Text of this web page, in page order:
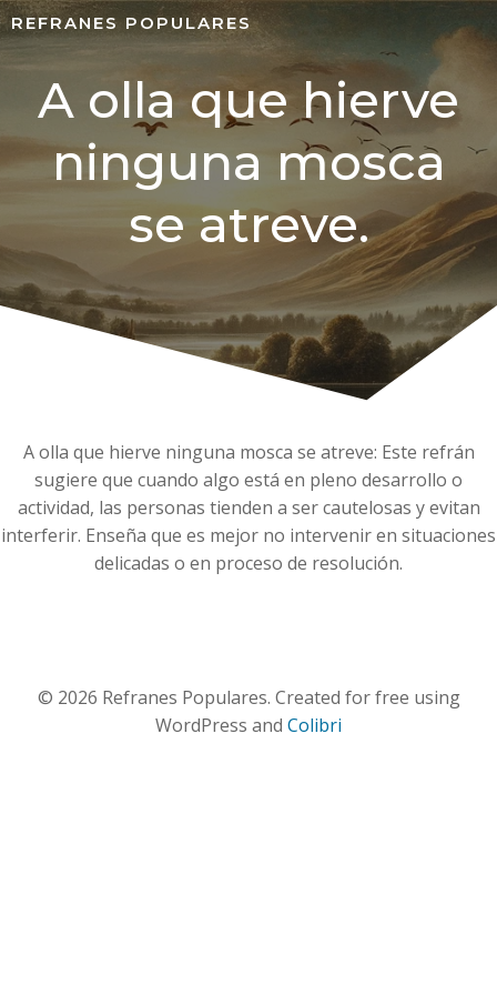
REFRANES POPULARES
A olla que hierve
ninguna mosca
se atreve.
A olla que hierve ninguna mosca se atreve: Este refrán
sugiere que cuando algo está en pleno desarrollo o
actividad, las personas tienden a ser cautelosas y evitan
interferir. Enseña que es mejor no intervenir en situaciones
delicadas o en proceso de resolución.
© 2026 Refranes Populares. Created for free using
WordPress and Colibri